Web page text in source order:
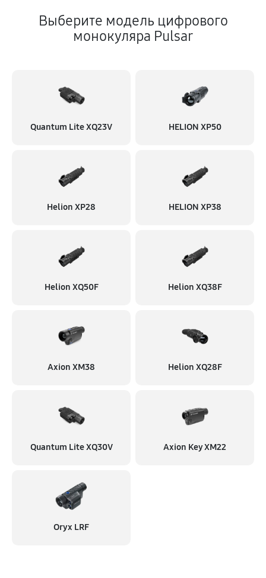
Выберите модель цифрового
монокуляра Pulsar
Quantum Lite XQ23V HELION XP50
Helion XP28 HELION XP38
Helion XQ50F Helion XQ38F
Axion XM38 Helion XQ28F
Quantum Lite XQ30V Axion Key XM22
Oryx LRF